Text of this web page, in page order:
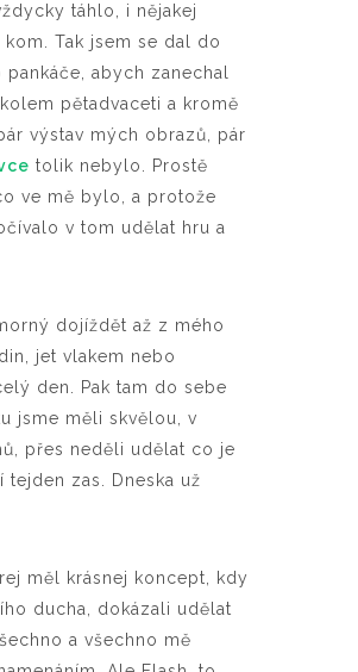
táhlo, i nějakej
Tak jsem se dal do
abych zanechal
pětadvaceti a kromě
výstav mých obrazů, pár
tolik nebylo. Prostě
ve mě bylo, a protože
v tom udělat hru a
dojíždět až z mého
jet vlakem nebo
den. Pak tam do sebe
jsme měli skvělou, v
přes neděli udělat co je
zas. Dneska už
měl krásnej koncept, kdy
ducha, dokázali udělat
a všechno mě